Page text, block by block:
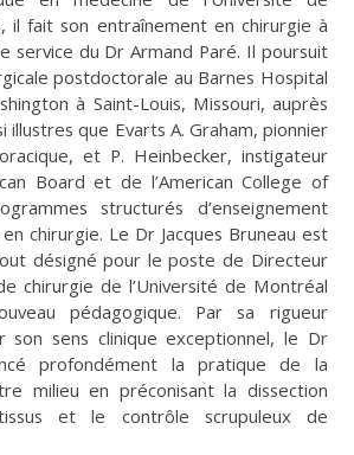
il fait son entraînement en chirurgie à
service du Dr Armand Paré. Il poursuit
postdoctorale au Barnes Hospital
à Saint-Louis, Missouri, auprès
illustres que Evarts A. Graham, pionnier
et P. Heinbecker, instigateur
Board et de l’American College of
structurés d’enseignement
chirurgie. Le Dr Jacques Bruneau est
désigné pour le poste de Directeur
chirurgie de l’Université de Montréal
pédagogique. Par sa rigueur
son sens clinique exceptionnel, le Dr
profondément la pratique de la
milieu en préconisant la dissection
et le contrôle scrupuleux de